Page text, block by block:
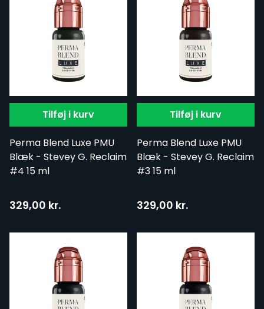
Tilføj i kurv
Perma Blend Luxe PMU
Blæk - Stevey G. Reclaim
#4 15 ml
329,00 kr.
Tilføj i kurv
Perma Blend Luxe PMU
Blæk - Stevey G. Reclaim
#3 15 ml
329,00 kr.